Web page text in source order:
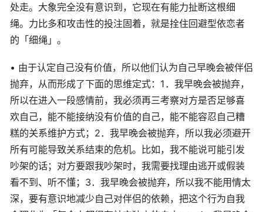
处走。大象完全没有意识到，它现在有能力扯断这根细
绳。力比多和攻击性的投注固着，就是拴住回避型依恋者
的「细绳」。
• 由于认定自己没有价值，所以他们认为自己早晚会被伴侣
抛弃，从而形成了下面的思维定式：1．我早晚会被抛弃，
所以在进入一段感情前，我必须再三考察对方是否足够喜
欢自己，能不能接纳没有价值的自己，能不能容忍自己糟
糕的关系维护方式；2．我早晚会被抛弃，所以我必须避开
所有可能导致关系结束的危机。比如，我不能说可能引发
吵架的话；对方要跟我吵架时，我需要找理由逃开或假装
看不到、听不懂；3．我早晚会被抛弃，所以我不能用情太
深，要有意识地减少自己对伴侣的依赖，把这个行为自我